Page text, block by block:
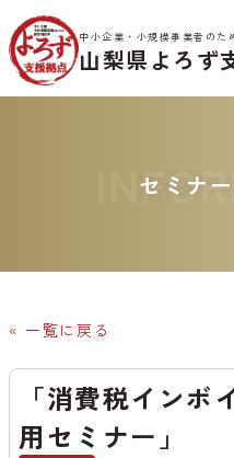
中小企業・小規模事業者のた
山梨県よろず
セミナ
« 一覧に戻る
「消費税インボ
用セミナー」